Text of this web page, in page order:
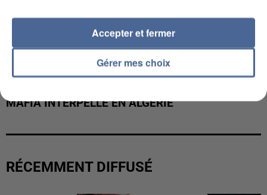
MAFIA INTERPELLÉ EN ALGÉRIE
RÉCEMMENT DIFFUSÉ
Gérer mes choix
Accepter et fermer